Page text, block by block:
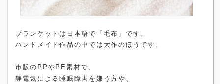
ブランケットは日本語で「毛布」です。
ハンドメイド作品の中では大作のほうです。
市販のPPやPE素材で、
静電気による睡眠障害を嫌う方や、